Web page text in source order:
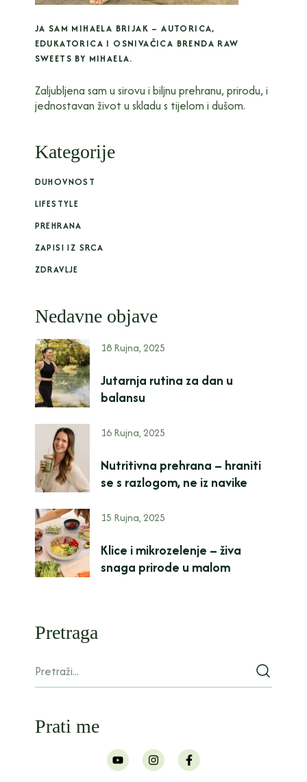
JA SAM MIHAELA BRIJAK – AUTORICA,
EDUKATORICA I OSNIVAČICA BRENDA RAW
SWEETS BY MIHAELA.
Zaljubljena sam u sirovu i biljnu prehranu, prirodu, i
jednostavan život u skladu s tijelom i dušom.
Kategorije
DUHOVNOST
LIFESTYLE
PREHRANA
ZAPISI IZ SRCA
ZDRAVLJE
Nedavne objave
18 Rujna, 2025
Jutarnja rutina za dan u
balansu
16 Rujna, 2025
Nutritivna prehrana – hraniti
se s razlogom, ne iz navike
15 Rujna, 2025
Klice i mikrozelenje – živa
snaga prirode u malom
Pretraga
Prati me